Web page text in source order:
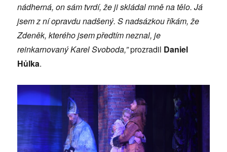
nádherná, on sám tvrdí, že ji skládal mně na tělo. Já
jsem z ní opravdu nadšený. S nadsázkou říkám, že
Zdeněk, kterého jsem předtím neznal, je
reinkarnovaný Karel Svoboda,”prozradil Daniel
Hůlka.